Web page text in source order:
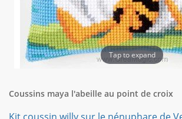
Tap to expand
Coussins maya l'abeille au point de croix